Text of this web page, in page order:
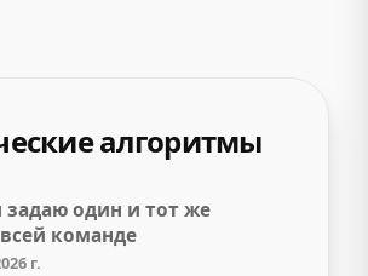
алгоритмы
задаю один и тот же
команде
г.